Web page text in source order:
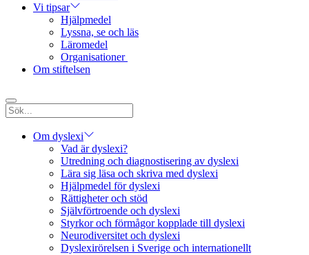
Vi tipsar
Hjälpmedel
Lyssna, se och läs
Läromedel
Organisationer
Om stiftelsen
Om dyslexi
Vad är dyslexi?
Utredning och diagnostisering av dyslexi
Lära sig läsa och skriva med dyslexi
Hjälpmedel för dyslexi
Rättigheter och stöd
Självförtroende och dyslexi
Styrkor och förmågor kopplade till dyslexi
Neurodiversitet och dyslexi
Dyslexirörelsen i Sverige och internationellt